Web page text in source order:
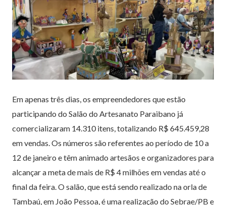
Em apenas três dias, os empreendedores que estão
participando do Salão do Artesanato Paraibano já
comercializaram 14.310 itens, totalizando R$ 645.459,28
em vendas. Os números são referentes ao período de 10 a
12 de janeiro e têm animado artesãos e organizadores para
alcançar a meta de mais de R$ 4 milhões em vendas até o
final da feira. O salão, que está sendo realizado na orla de
Tambaú, em João Pessoa, é uma realização do Sebrae/PB e